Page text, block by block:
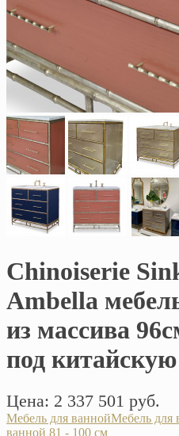
Chinoiserie
Ambella
из массива
под китайскую
Цена: 2 337 501 руб.
Мебель для ваннойМебель для
ванной 81 - 100 см